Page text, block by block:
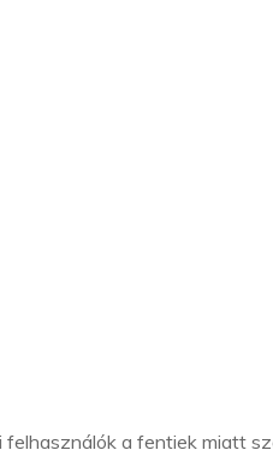
a fentiek miatt